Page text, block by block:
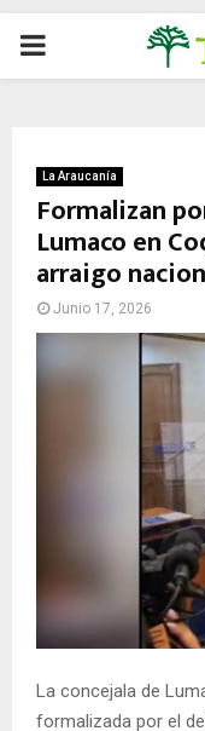
P
M
A
R
N
U
La Araucanía
Formalizan
Lumaco en
arraigo
Junio 17, 2026
La concejala de
formalizada por el